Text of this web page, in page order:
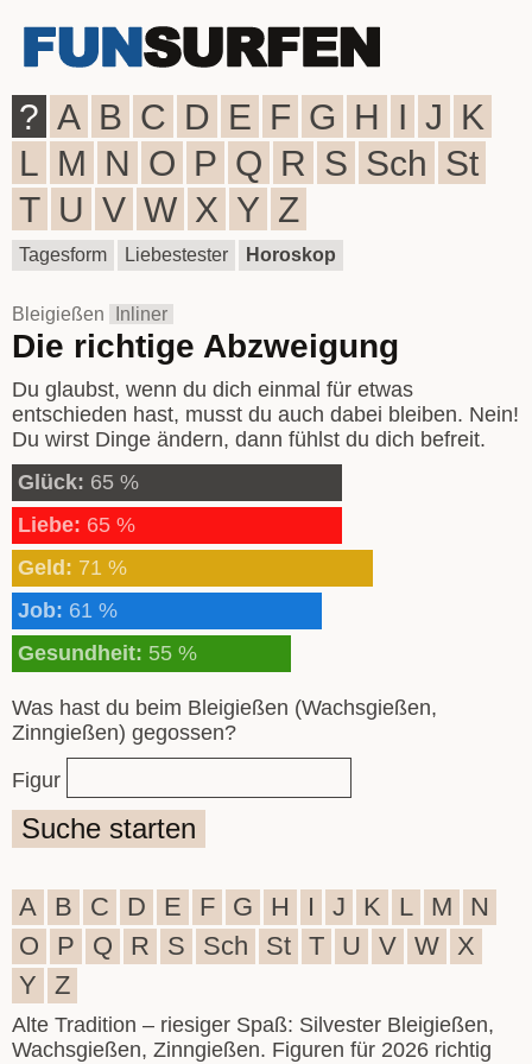
? A B C D E F G H I J K
L M N O P Q R S Sch St
T U V W X Y Z
Tagesform Liebestester Horoskop
Bleigießen Inliner
Die richtige Abzweigung
Du glaubst, wenn du dich einmal für etwas
entschieden hast, musst du auch dabei bleiben. Nein!
Du wirst Dinge ändern, dann fühlst du dich befreit.
Glück: 65 %
Liebe: 65 %
Geld: 71 %
Job: 61 %
Gesundheit: 55 %
Was hast du beim Bleigießen (Wachsgießen,
Zinngießen) gegossen?
Figur
Suche starten
A B C D E F G H I J K L M
N
O
P Q R S Sch St T U V W X
Y
Z
Alte Tradition – riesiger Spaß: Silvester Bleigießen,
Wachsgießen, Zinngießen. Figuren für 2026 richtig